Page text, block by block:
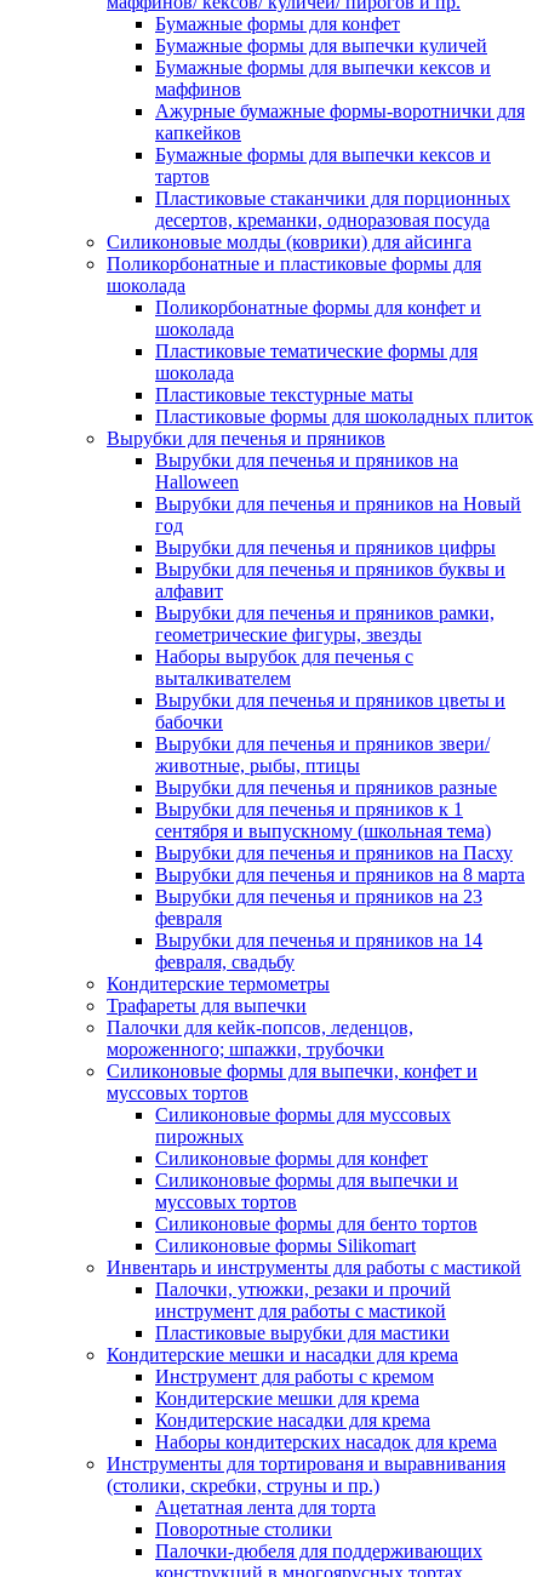
Бумажные формы для конфет
Бумажные формы для выпечки куличей
Бумажные формы для выпечки кексов и
маффинов
Ажурные бумажные формы-воротнички для
капкейков
Бумажные формы для выпечки кексов и
тартов
Пластиковые стаканчики для порционных
десертов, креманки, одноразовая посуда
Силиконовые молды (коврики) для айсинга
Поликорбонатные и пластиковые формы для
шоколада
Поликорбонатные формы для конфет и
шоколада
Пластиковые тематические формы для
шоколада
Пластиковые текстурные маты
Пластиковые формы для шоколадных плиток
Вырубки для печенья и пряников
Вырубки для печенья и пряников на
Halloween
Вырубки для печенья и пряников на Новый
год
Вырубки для печенья и пряников цифры
Вырубки для печенья и пряников буквы и
алфавит
Вырубки для печенья и пряников рамки,
геометрические фигуры, звезды
Наборы вырубок для печенья с
выталкивателем
Вырубки для печенья и пряников цветы и
бабочки
Вырубки для печенья и пряников звери/
животные, рыбы, птицы
Вырубки для печенья и пряников разные
Вырубки для печенья и пряников к 1
сентября и выпускному (школьная тема)
Вырубки для печенья и пряников на Пасху
Вырубки для печенья и пряников на 8 марта
Вырубки для печенья и пряников на 23
февраля
Вырубки для печенья и пряников на 14
февраля, свадьбу
Кондитерские термометры
Трафареты для выпечки
Палочки для кейк-попсов, леденцов,
мороженного; шпажки, трубочки
Силиконовые формы для выпечки, конфет и
муссовых тортов
Силиконовые формы для муссовых
пирожных
Силиконовые формы для конфет
Силиконовые формы для выпечки и
муссовых тортов
Силиконовые формы для бенто тортов
Силиконовые формы Silikomart
Инвентарь и инструменты для работы с мастикой
Палочки, утюжки, резаки и прочий
инструмент для работы с мастикой
Пластиковые вырубки для мастики
Кондитерские мешки и насадки для крема
Инструмент для работы с кремом
Кондитерские мешки для крема
Кондитерские насадки для крема
Наборы кондитерских насадок для крема
Инструменты для тортированя и выравнивания
(столики, скребки, струны и пр.)
Ацетатная лента для торта
Поворотные столики
Палочки-дюбеля для поддерживающих
конструкций в многоярусных тортах